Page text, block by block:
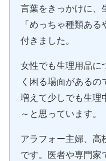
言葉をきっかけに、
「めっちゃ種類あ
付きました。
女性でも生理用品に
く困る場面がある
増えて少しでも生理
～と思っています。
アラフォー主婦、高
です。医者や専門家